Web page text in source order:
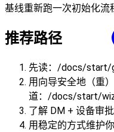
基线重新跑一次初始化流
推荐路径
先读：/docs/start/
用向导安全地（重
道：/docs/start/
了解 DM + 设备审
用稳定的方式维护